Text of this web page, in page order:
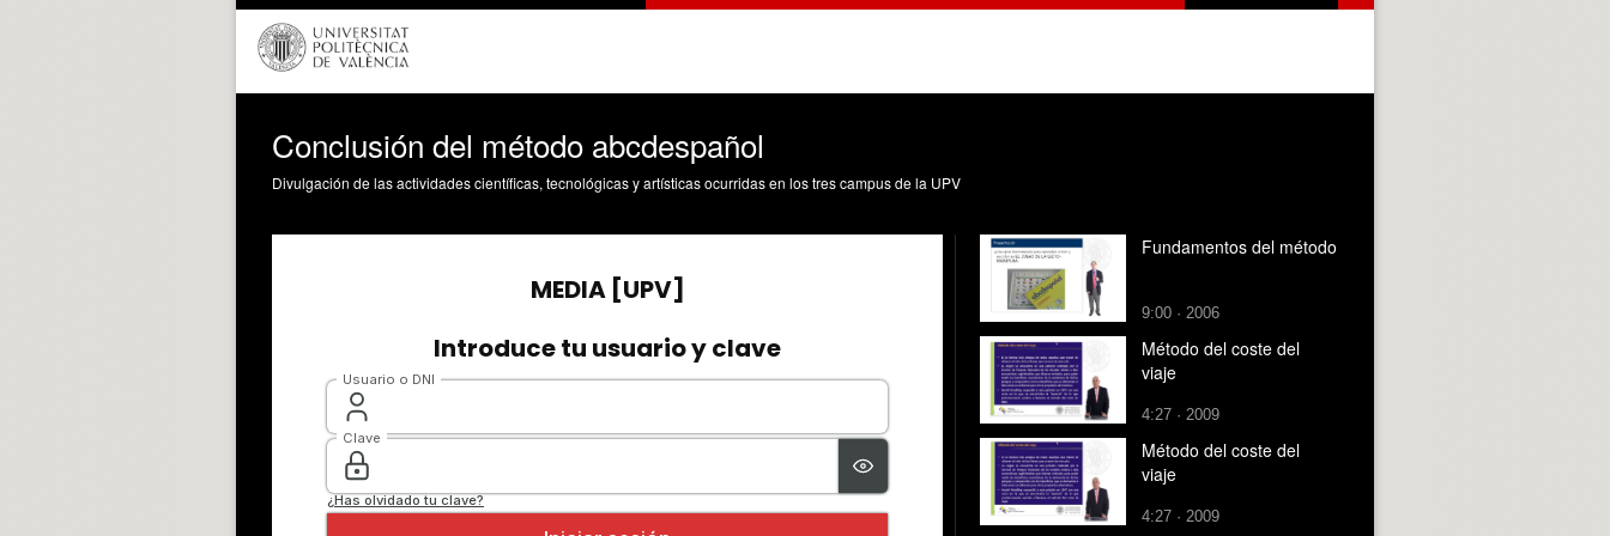
Conclusión del método abcdespañol
Divulgación de las actividades científicas, tecnológicas y artísticas ocurridas en los tres campus de la UPV
Fundamentos del método
9:00 · 2006
Método del coste del
viaje
4:27 · 2009
Método del coste del
viaje
4:27 · 2009